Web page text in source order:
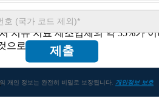
제출
개인 정보는 완전히 비밀로 보장됩니다. 개인정보 보호
다. 특히 상처 치유 관리에서 이
치유 치료 제조업체의 약 35%가
로 예상됩니다.